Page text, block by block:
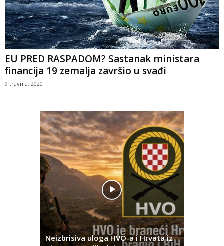
EU PRED RASPADOM? Sastanak ministara
financija 19 zemalja završio u svađi
9 travnja, 2020
Neizbrisiva uloga HVO-a i Hrvata iz